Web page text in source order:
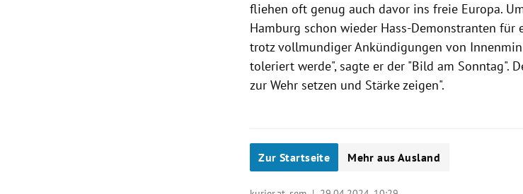
fliehen oft genug auch davor ins freie Europa.
Hamburg schon wieder Hass-Demonstranten
trotz vollmundiger Ankündigungen von
toleriert werde", sagte er der "Bild am Sonntag".
zur Wehr setzen und Stärke zeigen".
Zur Startseite Mehr aus Ausland